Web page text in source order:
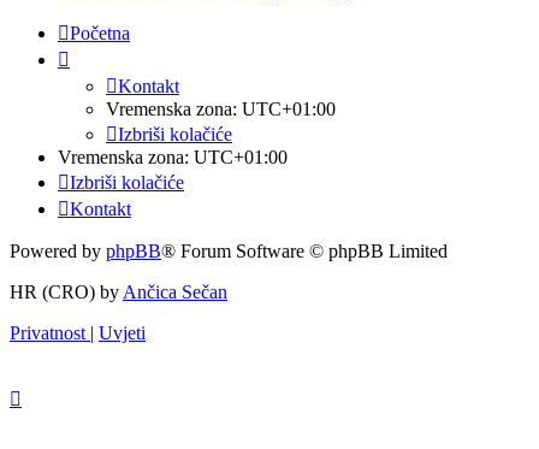
Početna
Kontakt
Vremenska zona: UTC+01:00
Izbriši kolačiće
Vremenska zona: UTC+01:00
Izbriši kolačiće
Kontakt
Powered by phpBB® Forum Software © phpBB Limited
HR (CRO) by Ančica Sečan
Privatnost | Uvjeti